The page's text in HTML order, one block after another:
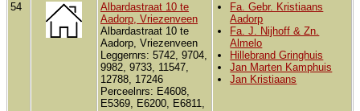
54
Albardastraat 10 te
Aadorp, Vriezenveen
Albardastraat 10 te
Aadorp, Vriezenveen
Leggernrs: 5742, 9704,
9982, 9733, 11547,
12788, 17246
Perceelnrs: E4608,
E5369, E6200, E6811,
Fa. Gebr. Kristiaans
Aadorp
Fa. J. Nijhoff & Zn.
Almelo
Hillebrand Gringhuis
Jan Marten Kamphuis
Jan Kristiaans